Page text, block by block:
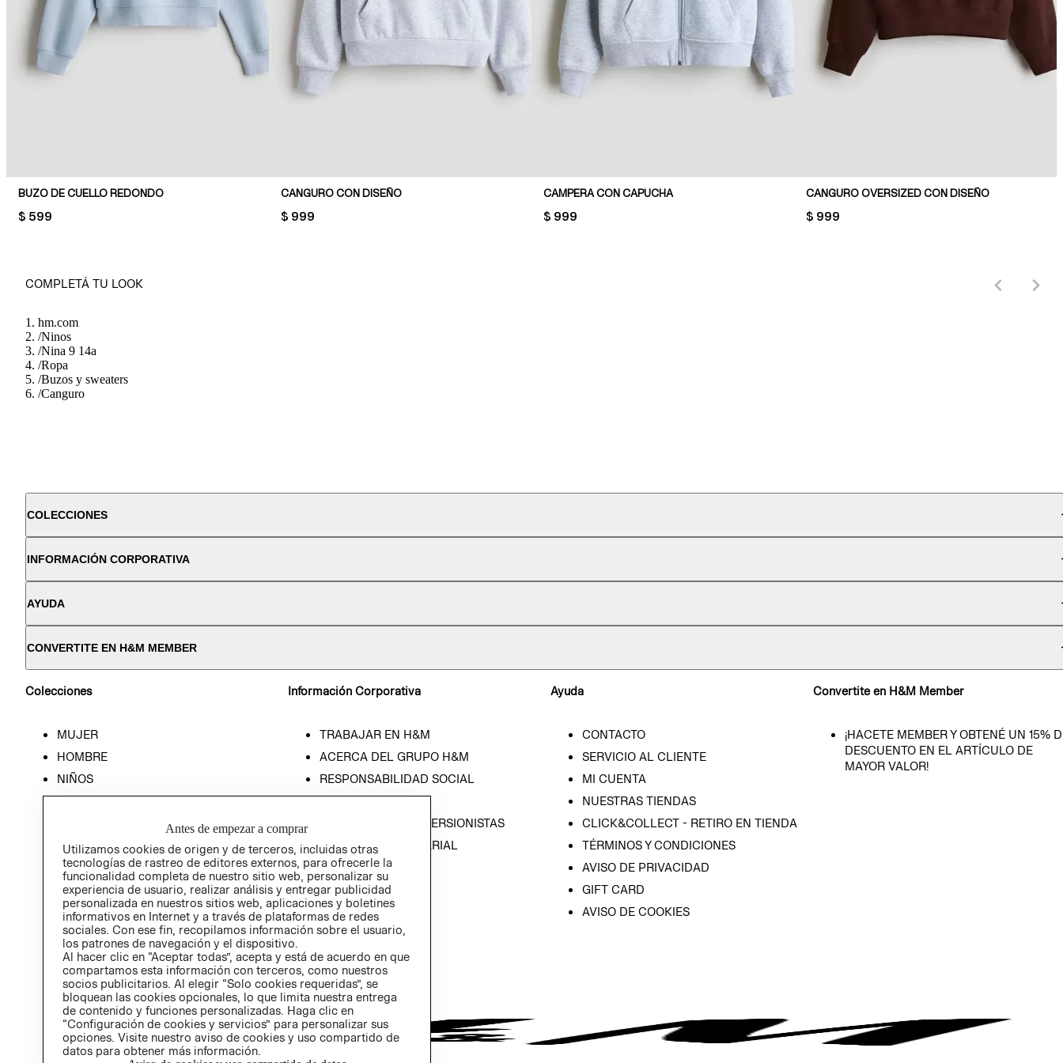
BUZO DE CUELLO REDONDO
PRICE:
$ 599
CANGURO CON DISEÑO
PRICE:
$ 999
CAMPERA CON CAPUCHA
PRICE:
$ 999
CANGURO OVERSIZED CON DISEÑO
PRICE:
$ 999
COMPLETÁ TU LOOK
hm.com
/Ninos
/Nina 9 14a
/Ropa
/Buzos y sweaters
/Canguro
COLECCIONES
INFORMACIÓN CORPORATIVA
AYUDA
CONVERTITE EN H&M MEMBER
Colecciones
MUJER
HOMBRE
NIÑOS
HOME
Información Corporativa
TRABAJAR EN H&M
ACERCA DEL GRUPO H&M
RESPONSABILIDAD SOCIAL
PRENSA
RELACIÓN CON INVERSIONISTAS
POLÍTICA EMPRESARIAL
Ayuda
CONTACTO
SERVICIO AL CLIENTE
MI CUENTA
NUESTRAS TIENDAS
CLICK&COLLECT - RETIRO EN TIENDA
TÉRMINOS Y CONDICIONES
AVISO DE PRIVACIDAD
GIFT CARD
AVISO DE COOKIES
Convertite en H&M Member
¡HACETE MEMBER Y OBTENÉ UN 15%
DESCUENTO EN EL ARTÍCULO DE
MAYOR VALOR!
Antes de empezar a comprar
Utilizamos cookies de origen y de terceros, incluidas otras
tecnologías de rastreo de editores externos, para ofrecerle la
funcionalidad completa de nuestro sitio web, personalizar su
experiencia de usuario, realizar análisis y entregar publicidad
personalizada en nuestros sitios web, aplicaciones y boletines
informativos en Internet y a través de plataformas de redes
sociales. Con ese fin, recopilamos información sobre el usuario,
los patrones de navegación y el dispositivo.
Al hacer clic en “Aceptar todas”, acepta y está de acuerdo en que
compartamos esta información con terceros, como nuestros
socios publicitarios. Al elegir “Solo cookies requeridas”, se
bloquean las cookies opcionales, lo que limita nuestra entrega
de contenido y funciones personalizadas. Haga clic en
“Configuración de cookies y servicios” para personalizar sus
opciones. Visite nuestro aviso de cookies y uso compartido de
datos para obtener más información.